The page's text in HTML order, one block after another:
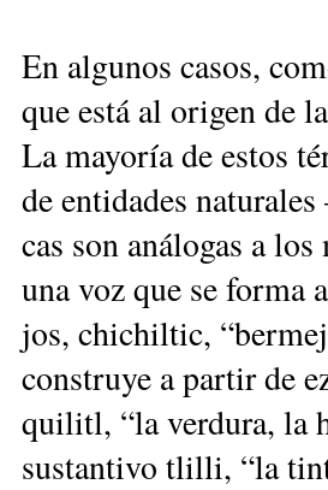
En al­gu­nos ca­sos,
que es­tá al ori­gen de
La ma­yo­ría de es­tos
de en­ti­da­des
cas son aná­lo­gas a
una voz que se
jos, chi­chil­tic,
cons­tru­ye a par­tir de
qui­litl, “la ver­du­ra, la
sus­tan­ti­vo tli­lli, “la